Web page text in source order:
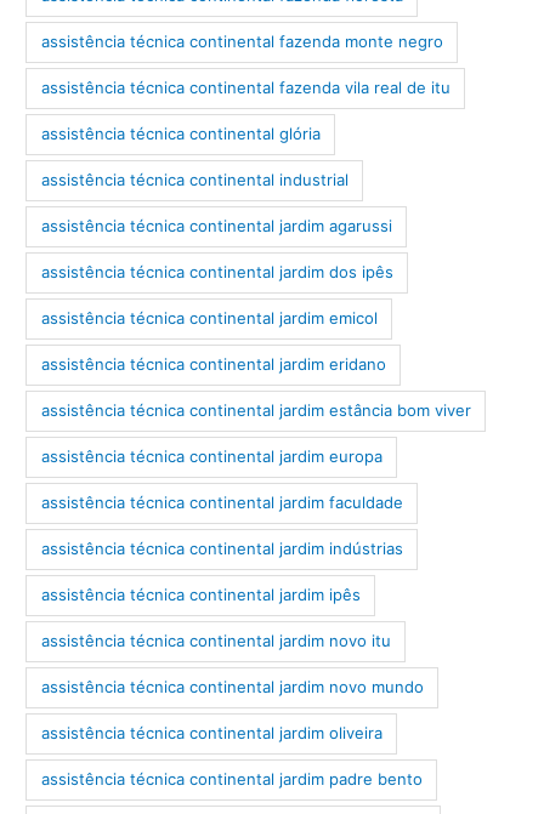
assistência técnica continental fazenda monte negro
assistência técnica continental fazenda vila real de itu
assistência técnica continental glória
assistência técnica continental industrial
assistência técnica continental jardim agarussi
assistência técnica continental jardim dos ipês
assistência técnica continental jardim emicol
assistência técnica continental jardim eridano
assistência técnica continental jardim estância bom viver
assistência técnica continental jardim europa
assistência técnica continental jardim faculdade
assistência técnica continental jardim indústrias
assistência técnica continental jardim ipês
assistência técnica continental jardim novo itu
assistência técnica continental jardim novo mundo
assistência técnica continental jardim oliveira
assistência técnica continental jardim padre bento